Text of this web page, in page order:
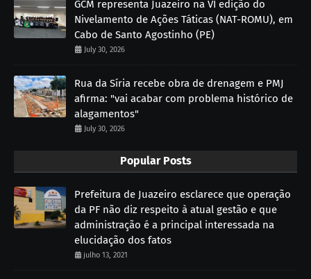
GCM representa Juazeiro na VI edição do
Nivelamento de Ações Táticas (NAT-ROMU), em
Cabo de Santo Agostinho (PE)
July 30, 2026
Rua da Síria recebe obra de drenagem e PMJ
afirma: "vai acabar com problema histórico de
alagamentos"
July 30, 2026
Popular Posts
Prefeitura de Juazeiro esclarece que operação
da PF não diz respeito à atual gestão e que
administração é a principal interessada na
elucidação dos fatos
julho 13, 2021